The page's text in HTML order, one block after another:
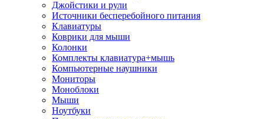
Джойстики и рули
Источники бесперебойного питания
Клавиатуры
Коврики для мыши
Колонки
Комплекты клавиатура+мышь
Компьютерные наушники
Мониторы
Моноблоки
Мыши
Ноутбуки